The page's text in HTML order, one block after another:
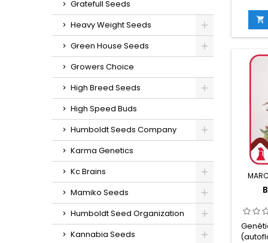
Gratefull Seeds
Heavy Weight Seeds
Green House Seeds
Growers Choice
High Breed Seeds
High Speed Buds
Humboldt Seeds Company
Karma Genetics
Kc Brains
Mamiko Seeds
Humboldt Seed Organization
Kannabia Seeds
30%
g/
g/
en
cm
